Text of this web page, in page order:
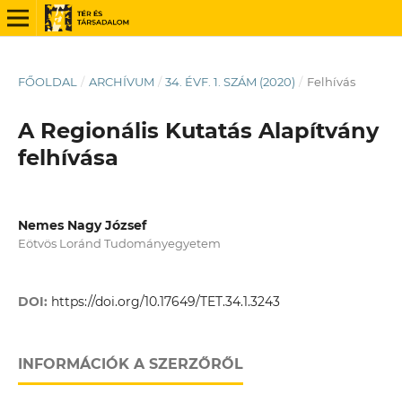
FŐOLDAL / ARCHÍVUM / 34. ÉVF. 1. SZÁM (2020) / Felhívás
A Regionális Kutatás Alapítvány
felhívása
Nemes Nagy József
Eötvös Loránd Tudományegyetem
DOI: https://doi.org/10.17649/TET.34.1.3243
INFORMÁCIÓK A SZERZŐRŐL